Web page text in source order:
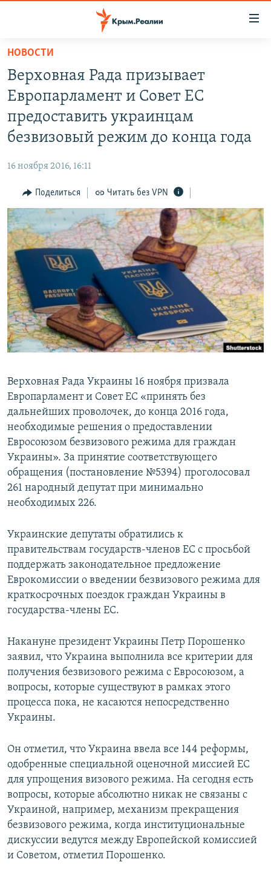
Вернуться
основному
содержанию
Вернутся
главной
Вернутся
поиску
СПЕЦПРОЕКТЫ
КАРТА ВОЕННЫХ ОБЪЕКТОВ КРЫМА
ВОДА
ИСТОРИЯ
ИНТЕРАКТИВ
ИНФОГРАФИКА
ТЕЛЕПРОЕКТ КРЫМ.РЕАЛИИ
СОВЕТЫ ПРАВОЗАЩИТНИКОВ
ПРОПАВШИЕ БЕЗ ВЕСТИ
ПОБЕДИТЕЛЕЙ НЕ СУДЯТ?
КРЫМ.НЕПОКОРЕННЫЙ
ELIFBE
УКРАИНСКАЯ ПРОБЛЕМА КРЫМА
РАДІО СВОБОДА
КАК ОБОЙТИ БЛОКИРОВКУ
Українською
Qırımtatar
ПРИСОЕДИНЯЙТЕСЬ!
НОВОСТИ
Верховная Рада призывает
Европарламент и Совет ЕС
предоставить украинцам
безвизовый режим до конца года
16 ноября 2016, 16:11
Поделиться Читать без VPN
Верховная Рада Украины 16 ноября призвала
Европарламент и Совет ЕС «принять без
дальнейших проволочек, до конца 2016 года,
необходимые решения о предоставлении
Евросоюзом безвизового режима для граждан
Украины». За принятие соответствующего
обращения (постановление №5394) проголосовал
261 народный депутат при минимально
необходимых 226.
Украинские депутаты обратились к
правительствам государств-членов ЕС с просьбой
поддержать законодательное предложение
Еврокомиссии о введении безвизового режима для
краткосрочных поездок граждан Украины в
государства-члены ЕС.
Накануне президент Украины Петр Порошенко
заявил, что Украина выполнила все критерии для
получения безвизового режима с Евросоюзом, а
вопросы, которые существуют в рамках этого
процесса пока, не касаются непосредственно
Украины.
Он отметил, что Украина ввела все 144 реформы,
одобренные специальной оценочной миссией ЕС
для упрощения визового режима. На сегодня есть
вопросы, которые абсолютно никак не связаны с
Украиной, например, механизм прекращения
безвизового режима, когда институциональные
дискуссии ведутся между Европейской комиссией
и Советом, отметил Порошенко.